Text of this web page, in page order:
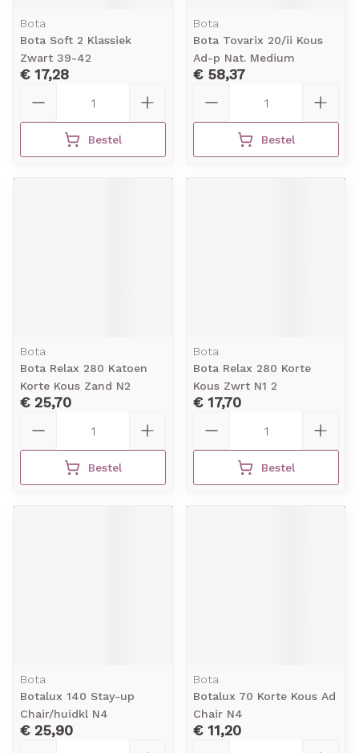
Bota
Bota Soft 2 Klassiek
Zwart 39-42
€ 17,28
Bestel
Bota
Bota Tovarix 20/ii Kous
Ad-p Nat. Medium
€ 58,37
Bestel
Bota
Bota Relax 280 Katoen
Korte Kous Zand N2
€ 25,70
Bestel
Bota
Bota Relax 280 Korte
Kous Zwrt N1 2
€ 17,70
Bestel
Bota
Botalux 140 Stay-up
Chair/huidkl N4
€ 25,90
Bota
Botalux 70 Korte Kous Ad
Chair N4
€ 11,20